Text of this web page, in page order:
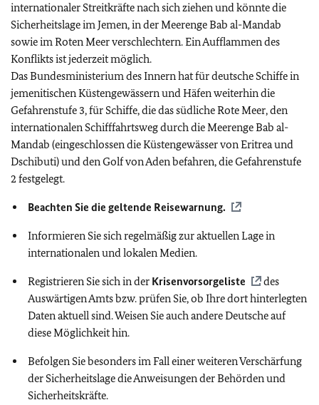
internationaler Streitkräfte nach sich ziehen und könnte die
Sicherheitslage im Jemen, in der Meerenge Bab al-Mandab
sowie im Roten Meer verschlechtern. Ein Aufflammen des
Konflikts ist jederzeit möglich.
Das Bundesministerium des Innern hat für deutsche Schiffe in
jemenitischen Küstengewässern und Häfen weiterhin die
Gefahrenstufe 3, für Schiffe, die das südliche Rote Meer, den
internationalen Schifffahrtsweg durch die Meerenge Bab al-
Mandab (eingeschlossen die Küstengewässer von Eritrea und
Dschibuti) und den Golf von Aden befahren, die Gefahrenstufe
2 festgelegt.
Beachten Sie die geltende Reisewarnung.
Informieren Sie sich regelmäßig zur aktuellen Lage in
internationalen und lokalen Medien.
Registrieren Sie sich in der Krisenvorsorgeliste
des
Auswärtigen Amts bzw. prüfen Sie, ob Ihre dort hinterlegten
Daten aktuell sind. Weisen Sie auch andere Deutsche auf
diese Möglichkeit hin.
Befolgen Sie besonders im Fall einer weiteren Verschärfung
der Sicherheitslage die Anweisungen der Behörden und
Sicherheitskräfte.